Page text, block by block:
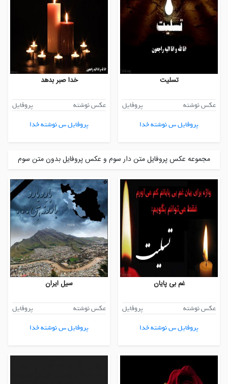
تسلیت
عکس نوشته
پروفایل
پروفایل س نوشته خدا
خدا صبر بدهد
عکس نوشته
پروفایل
پروفایل س نوشته خدا
مجموعه عکس پروفایل متن دار سوم و عکس پروفایل بدون متن سوم
غم بی پایان
عکس نوشته
پروفایل
پروفایل س نوشته خدا
سیل ایران
عکس نوشته
پروفایل
پروفایل س نوشته خدا